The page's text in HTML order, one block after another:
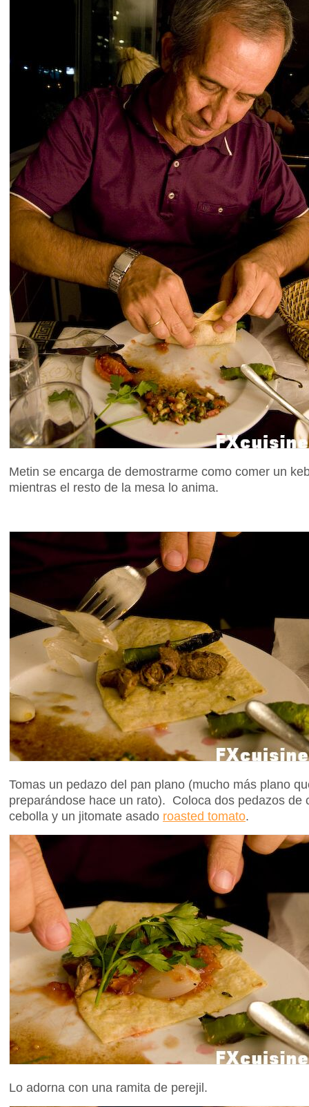
Metin se encarga de demostrarme como comer un
mientras el resto de la mesa lo anima.
Tomas un pedazo del pan plano (mucho más plano
preparándose hace un rato). Coloca dos pedazos de
cebolla y un jitomate asado roasted tomato.
Lo adorna con una ramita de perejil.